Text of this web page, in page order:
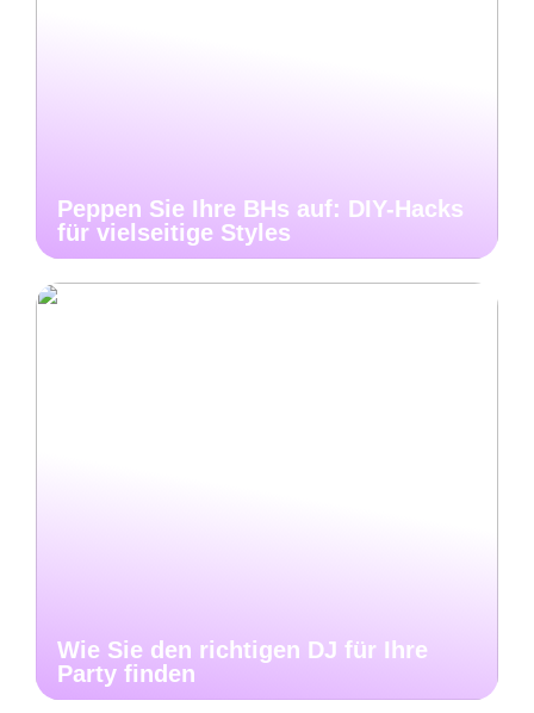
Peppen Sie Ihre BHs auf: DIY-Hacks
für vielseitige Styles
Wie Sie den richtigen DJ für Ihre
Party finden